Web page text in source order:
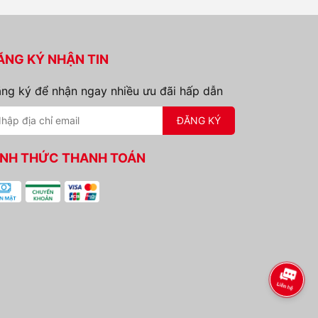
KÝ NHẬN TIN
ký để nhận ngay nhiều ưu đãi hấp dẫn
ĐĂNG KÝ
THỨC THANH TOÁN